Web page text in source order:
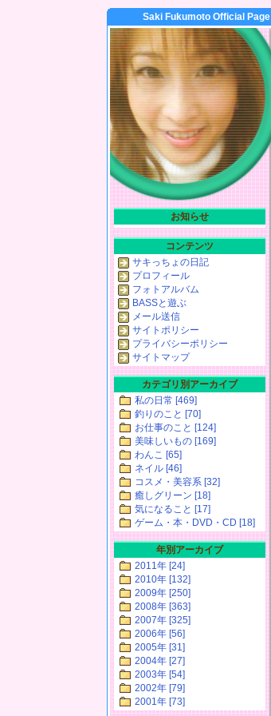
Saki Fukumoto Official Page
お知らせ
コンテンツ
サキっちょの日記
プロフィール
フォトアルバム
BASSと遊ぶ
メール送信
サイトポリシー
プライバシーポリシー
サイトマップ
カテゴリ別アーカイブ
私の日常 [469]
釣りのこと [70]
お仕事のこと [124]
美味しいもの [169]
わんこ [65]
ネイル [46]
コスメ・美容系 [32]
癒しグリーン [18]
気になること [17]
ゲーム・本・DVD・CD [18]
年別アーカイブ
2011年 [24]
2010年 [132]
2009年 [250]
2008年 [363]
2007年 [325]
2006年 [56]
2005年 [31]
2004年 [27]
2003年 [54]
2002年 [79]
2001年 [73]